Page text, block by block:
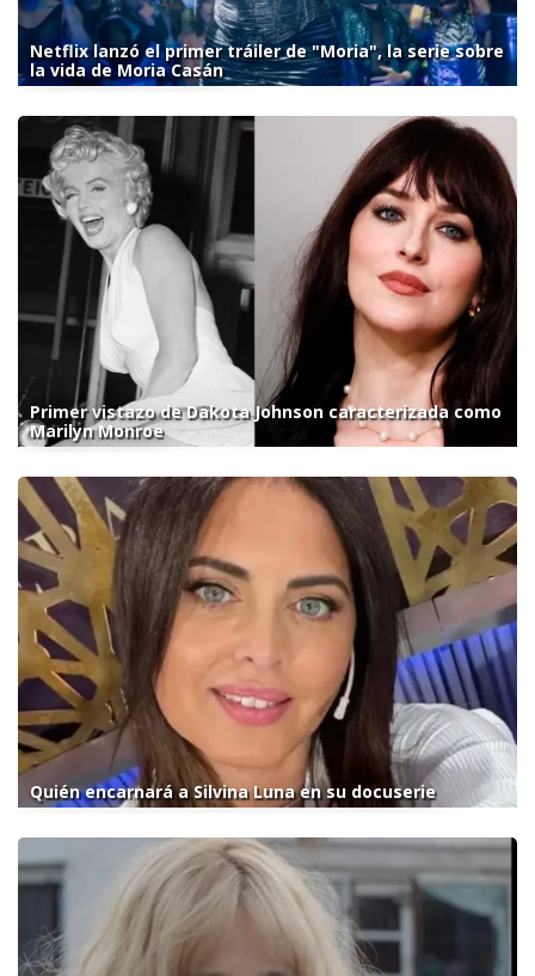
Netflix lanzó el primer tráiler de "Moria", la serie sobre
la vida de Moria Casán
Primer vistazo de Dakota Johnson caracterizada como
Marilyn Monroe
Quién encarnará a Silvina Luna en su docuserie